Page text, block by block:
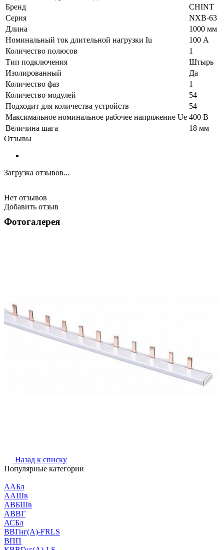
Бренд
CHINT
Серия
NXB-63
Длина
1000 мм
Номинальный ток длительной нагрузки Iu
100 А
Количество полюсов
1
Тип подключения
Штырь
Изолированный
Да
Количество фаз
1
Количество модулей
54
Подходит для количества устройств
54
Максимальное номинальное рабочее напряжение Ue 400 В
Величина шага
18 мм
Отзывы
Загрузка отзывов...
Нет отзывов
Добавить отзыв
Фотогалерея
Назад к списку
Популярные категории
ААБл
ААШв
АВБШв
АВВГ
АСБл
ВВГнг(А)-FRLS
ВПП